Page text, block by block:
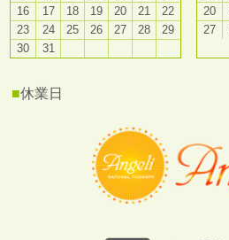
16
17 18 19 20 21
22
23
24 25 26 27 28
29
30
31
20
27
■休業日